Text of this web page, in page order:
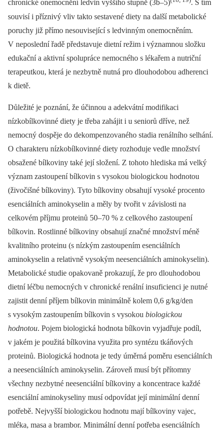
chronické onemocnění ledvin vyššího stupně (3b–5)
. S tím
souvisí i příznivý vliv takto sestavené diety na další metabolické
poruchy již přímo nesouvisející s ledvinným onemocněním.
V neposlední řadě představuje dietní režim i významnou složku
edukační a aktivní spolupráce nemocného s lékařem a nutriční
terapeutkou, která je nezbytně nutná pro dlouhodobou adherenci
k dietě.
Důležité je poznání, že účinnou a adekvátní modifikaci
nízkobílkovinné diety je třeba zahájit i u seniorů dříve, než
nemocný dospěje do dekompenzovaného stadia renálního selhání.
O charakteru nízkobílkovinné diety rozhoduje vedle množství
obsažené bílkoviny také její složení. Z tohoto hlediska má velký
význam zastoupení bílkovin s vysokou biologickou hodnotou
(živočišné bílkoviny). Tyto bílkoviny obsahují vysoké procento
esenciálních aminokyselin a měly by tvořit v závislosti na
celkovém příjmu proteinů 50–70 % z celkového zastoupení
bílkovin. Rostlinné bílkoviny obsahují značné množství méně
kvalitního proteinu (s nízkým zastoupením esenciálních
aminokyselin a relativně vysokým neesenciálních aminokyselin).
Metabolické studie opakovaně prokazují, že pro dlouhodobou
dietní léčbu nemocných v chronické renální insuficienci je nutné
zajistit denní příjem bílkovin minimálně kolem 0,6 g/kg/den
s vysokým zastoupením bílkovin s vysokou biologickou
hodnotou. Pojem biologická hodnota bílkovin vyjadřuje podíl,
v jakém je použitá bílkovina využita pro syntézu tkáňových
proteinů. Biologická hodnota je tedy úměrná poměru esenciálních
a neesenciálních aminokyselin. Zároveň musí být přítomny
všechny nezbytné neesenciální bílkoviny a koncentrace každé
esenciální aminokyseliny musí odpovídat její minimální denní
potřebě. Nejvyšší biologickou hodnotu mají bílkoviny vajec,
mléka, masa a brambor. Minimální denní potřeba esenciálních